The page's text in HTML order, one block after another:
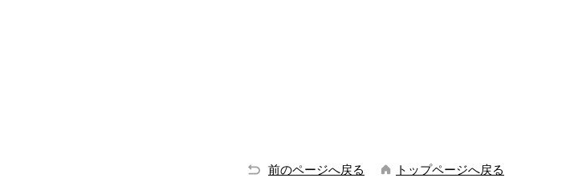
前のページへ戻る トップページへ戻る